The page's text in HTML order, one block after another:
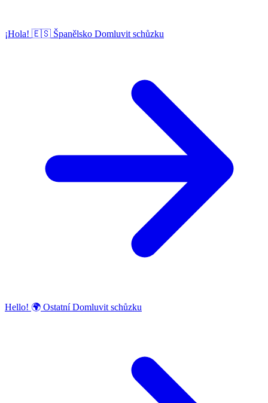
¡Hola! 🇪🇸 Španělsko Domluvit schůzku
Hello! 🌍 OstatníDomluvit schůzku